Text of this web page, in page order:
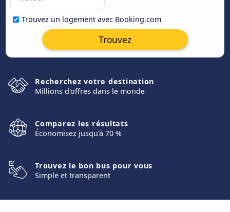
Trouvez un logement avec Booking.com
Trouvez
Recherchez votre destination
Millions d'offres dans le monde
Comparez les résultats
Économisez jusqu'à 70 %
Trouvez le bon bus pour vous
Simple et transparent